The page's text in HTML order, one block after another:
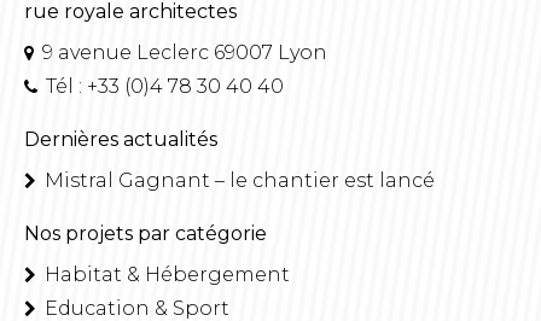
rue royale architectes
9 avenue Leclerc 69007 Lyon
Tél : +33 (0)4 78 30 40 40
Dernières actualités
Mistral Gagnant – le chantier est lancé
Nos projets par catégorie
Habitat & Hébergement
Education & Sport